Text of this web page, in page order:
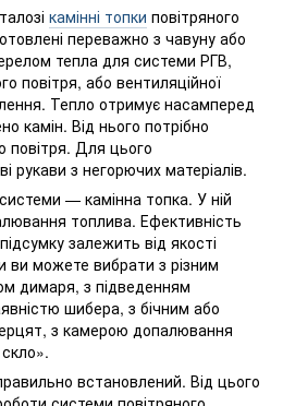
камінні топки повітряного
переважно з чавуну або
тепла для системи РГВ,
повітря, або вентиляційної
Тепло отримує насамперед
камін. Від нього потрібно
повітря. Для цього
рукави з негорючих матеріалів.
— камінна топка. У ній
топлива. Ефективність
залежить від якості
ви можете вибрати з різним
димаря, з підведенням
шибера, з бічним або
з камерою допалювання
встановлений. Від цього